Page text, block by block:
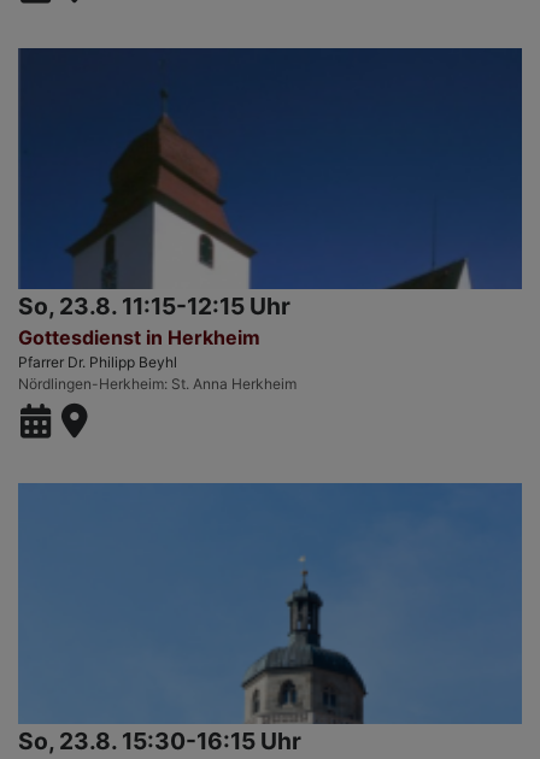
So, 23.8. 11:15-12:15 Uhr
Gottesdienst in Herkheim
Pfarrer Dr. Philipp Beyhl
Nördlingen-Herkheim St. Anna Herkheim
So, 23.8. 15:30-16:15 Uhr